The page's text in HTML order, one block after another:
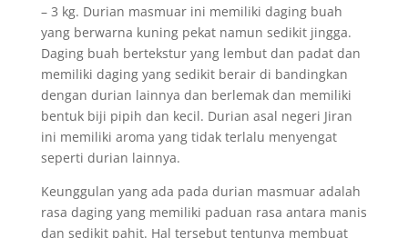
– 3 kg. Durian masmuar ini memiliki daging buah
yang berwarna kuning pekat namun sedikit jingga.
Daging buah bertekstur yang lembut dan padat dan
memiliki daging yang sedikit berair di bandingkan
dengan durian lainnya dan berlemak dan memiliki
bentuk biji pipih dan kecil. Durian asal negeri Jiran
ini memiliki aroma yang tidak terlalu menyengat
seperti durian lainnya.
Keunggulan yang ada pada durian masmuar adalah
rasa daging yang memiliki paduan rasa antara manis
dan sedikit pahit. Hal tersebut tentunya membuat